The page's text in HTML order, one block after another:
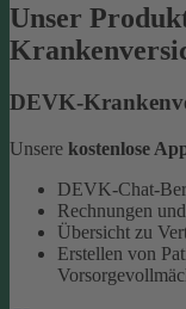
Unser
DEVK-
Unsere kostenlose
DEVK-Chat-
Rechnungen
Übersicht zu
Erstellen von